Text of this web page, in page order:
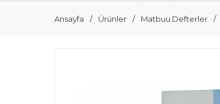
Toner Grubu
Ansayfa Ürünler Matbuu Defterler